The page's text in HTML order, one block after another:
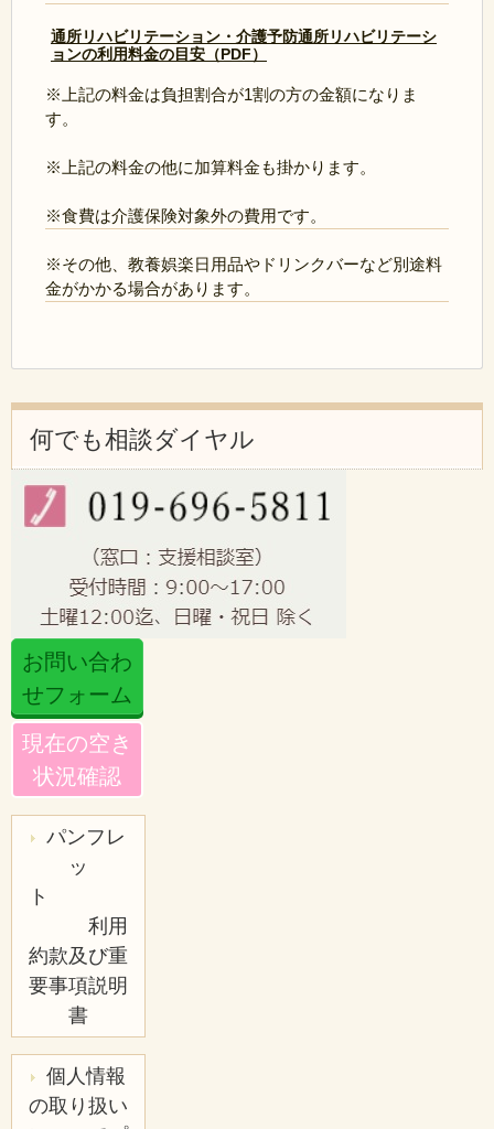
通所リハビリテーション・介護予防通所リハビリテーシ
ョンの利用料金の目安（PDF）
※上記の料金は負担割合が1割の方の金額になりま
す。
※上記の料金の他に加算料金も掛かります。
※食費は介護保険対象外の費用です。
※その他、教養娯楽日用品やドリンクバーなど別途料
金がかかる場合があります。
何でも相談ダイヤル
お問い合わ
せフォーム
現在の空き
状況確認
パンフレ
ッ
ト
利用
約款及び重
要事項説明
書
個人情報
の取り扱い